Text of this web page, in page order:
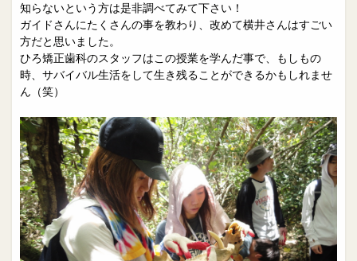
知らないという方は是非調べてみて下さい！
ガイドさんにたくさんの事を教わり、改めて横井さんはすごい
方だと思いました。
ひろ矯正歯科のスタッフはこの授業を学んだ事で、もしもの
時、サバイバル生活をして生き残ることができるかもしれませ
ん（笑）